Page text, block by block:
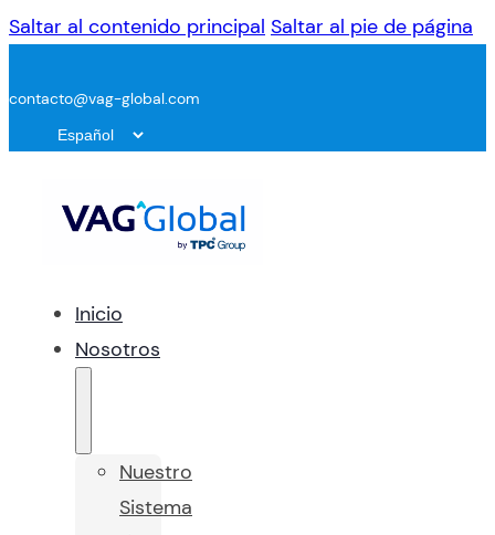
Saltar al contenido principal Saltar al pie de página
contacto@vag-global.com
Inicio
Nosotros
Nuestro
Sistema